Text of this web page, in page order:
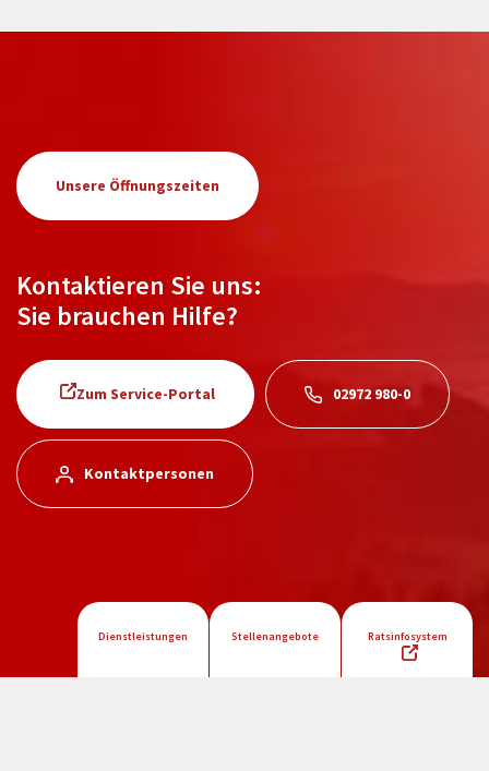
Unsere Öffnungszeiten
Kontaktieren Sie uns:
Sie brauchen Hilfe?
Zum Service-Portal 02972 980-0
Kontaktpersonen
Dienstleistungen Stellenangebote Ratsinfosystem